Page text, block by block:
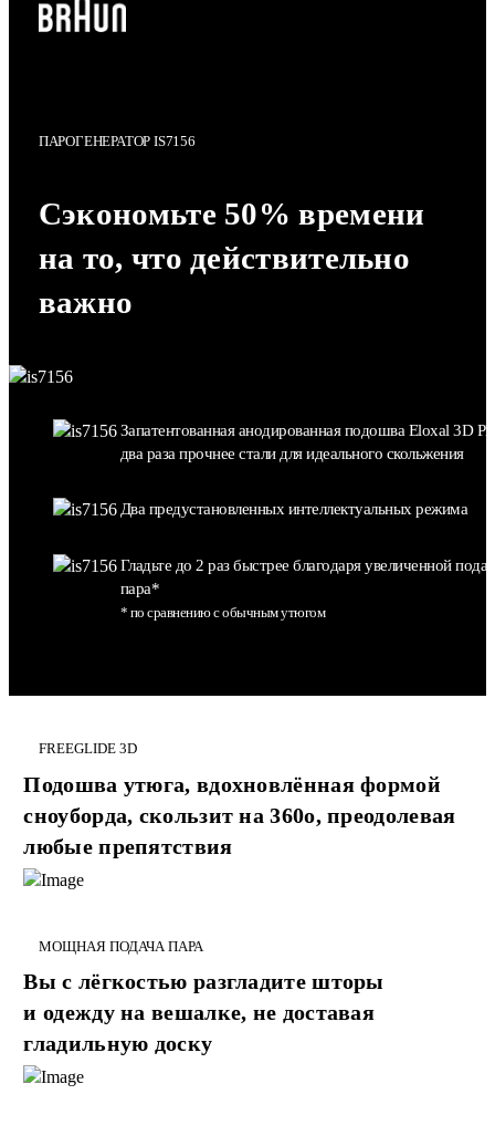
ПАРОГЕНЕРАТОР IS7156
Сэкономьте 50% времени
на то, что действительно
важно
Запатентованная анодированная подошва Eloxal 3D
два раза прочнее стали для идеального скольжения
Два предустановленных интеллектуальных режима
Гладьте до 2 раз быстрее благодаря увеличенной
пара*
* по сравнению с обычным утюгом
FREEGLIDE 3D
Подошва утюга, вдохновлённая формой
сноуборда, скользит на 360o, преодолевая
любые препятствия
МОЩНАЯ ПОДАЧА ПАРА
Вы с лёгкостью разгладите шторы
и одежду на вешалке, не доставая
гладильную доску